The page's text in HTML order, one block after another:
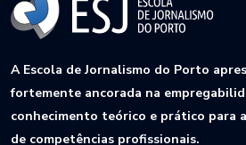
A Escola de Jornalismo do Porto
fortemente ancorada na
conhecimento teórico e prático para
de competências profissionais.